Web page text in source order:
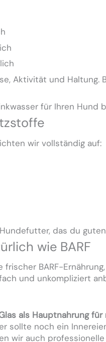
Aktivität und
für Ihren Hund
wir vollständig auf:
das du
wie BARF
frischer BARF-
und unkompliziert
als Hauptnahrung
sollte noch ein
wir auch